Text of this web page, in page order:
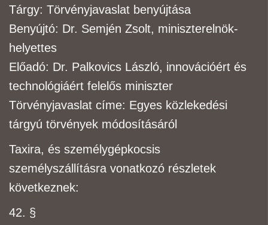
Tárgy: Törvényjavaslat benyújtása
Benyújtó: Dr. Semjén Zsolt, miniszterelnök-
helyettes
Előadó: Dr. Palkovics László, innovációért és
technológiáért felelős miniszter
Törvényjavaslat címe: Egyes közlekedési
tárgyú törvények módosításáról
Taxira, és személygépkocsis
személyszállításra vonatkozó részletek
következnek:
42. §